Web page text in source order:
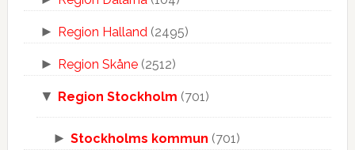
► Region Halland(2495)
► Region Skåne(2512)
▼ Region Stockholm (701)
► Stockholms kommun (701)